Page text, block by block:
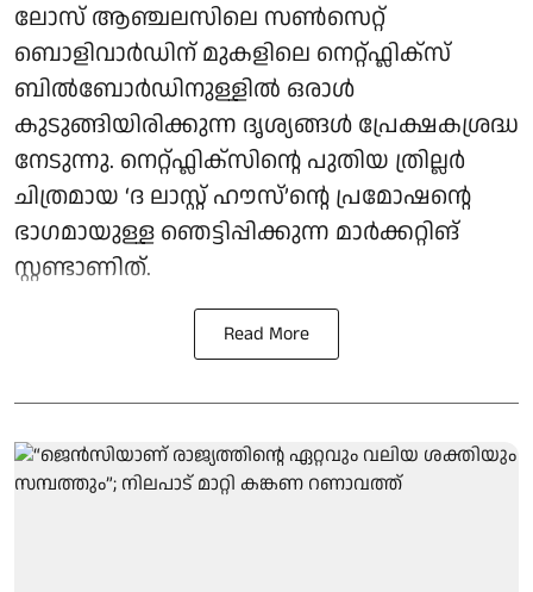
ലോസ് ആഞ്ചലസിലെ സൺസെറ്റ്
ബൊളിവാർഡിന് മുകളിലെ നെറ്റ്ഫ്ലിക്സ്
ബിൽബോർഡിനുള്ളിൽ ഒരാൾ
കുടുങ്ങിയിരിക്കുന്ന ദൃശ്യങ്ങൾ പ്രേക്ഷകശ്രദ്ധ
നേടുന്നു. നെറ്റ്ഫ്ലിക്സിന്റെ പുതിയ ത്രില്ലർ
ചിത്രമായ ‘ദ ലാസ്റ്റ് ഹൗസ്’ന്റെ പ്രമോഷന്റെ
ഭാഗമായുള്ള ഞെട്ടിപ്പിക്കുന്ന മാർക്കറ്റിങ്
സ്റ്റണ്ടാണിത്.
Read More